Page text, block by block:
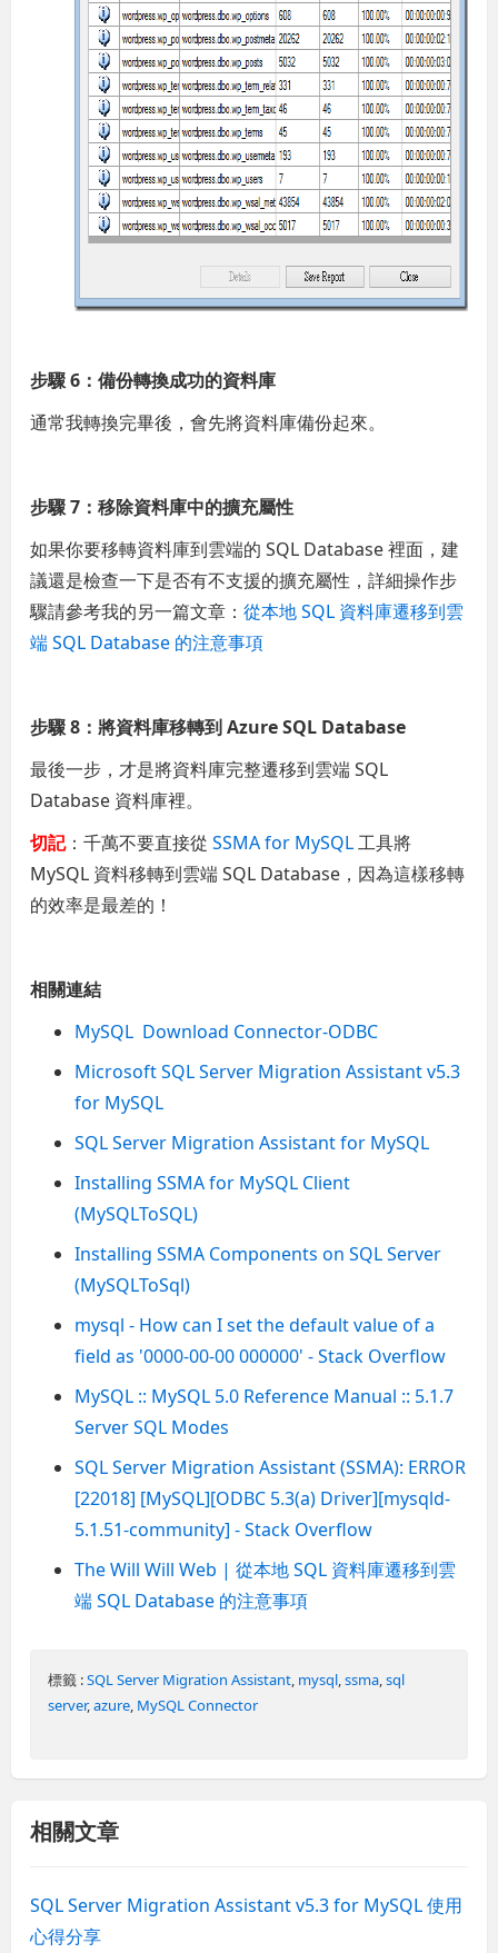
步驟 6：備份轉換成功的資料庫
通常我轉換完畢後，會先將資料庫備份起來。
步驟 7：移除資料庫中的擴充屬性
如果你要移轉資料庫到雲端的 SQL Database 裡面，建
議還是檢查一下是否有不支援的擴充屬性，詳細操作步
驟請參考我的另一篇文章：從本地 SQL 資料庫遷移到雲
端 SQL Database 的注意事項
步驟 8：將資料庫移轉到 Azure SQL Database
最後一步，才是將資料庫完整遷移到雲端 SQL
Database 資料庫裡。
切記：千萬不要直接從SSMA for MySQL工具將
MySQL 資料移轉到雲端 SQL Database，因為這樣移轉
的效率是最差的！
相關連結
MySQL Download Connector-ODBC
Microsoft SQL Server Migration Assistant v5.3
for MySQL
SQL Server Migration Assistant for MySQL
Installing SSMA for MySQL Client
(MySQLToSQL)
Installing SSMA Components on SQL Server
(MySQLToSql)
mysql - How can I set the default value of a
field as '0000-00-00 000000' - Stack Overflow
MySQL :: MySQL 5.0 Reference Manual :: 5.1.7
Server SQL Modes
SQL Server Migration Assistant (SSMA): ERROR
[22018] [MySQL][ODBC 5.3(a) Driver][mysqld-
5.1.51-community] - Stack Overflow
The Will Will Web | 從本地 SQL 資料庫遷移到雲
端 SQL Database 的注意事項
標籤 :SQL Server Migration Assistant mysql ,ssma ,sql
server,azure MySQL Connector
相關文章
SQL Server Migration Assistant v5.3 for MySQL 使用
心得分享